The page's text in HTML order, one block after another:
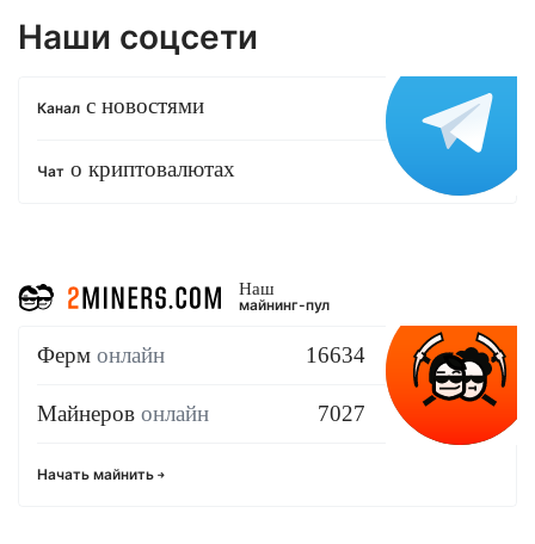
Наши соцсети
Канал с новостями
Чат о криптовалютах
Наш
майнинг-пул
Ферм онлайн 16634
Майнеров онлайн 7027
Начать майнить